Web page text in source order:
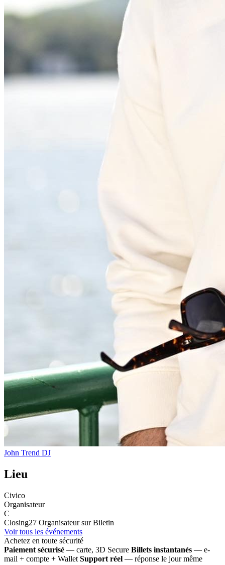
John Trend DJ
Lieu
Civico
Organisateur
C
Closing27 Organisateur sur Biletin
Voir tous les événements
Achetez en toute sécurité
Paiement sécurisé — carte, 3D Secure Billets instantanés — e-
mail + compte + Wallet Support réel — réponse le jour même